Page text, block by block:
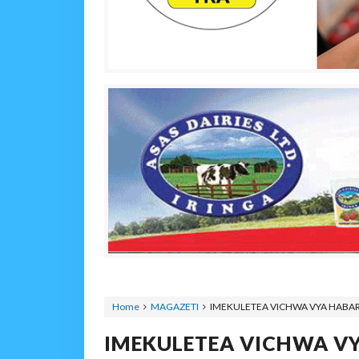
Home MAGAZETI IMEKULETEA VICHWA VYA
IMEKULETEA VICHWA